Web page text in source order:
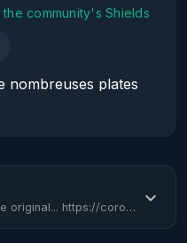
community's Shields
nombreuses plates
COVID
)
les scientifiques
https://coronarirus.net/index.php/166796